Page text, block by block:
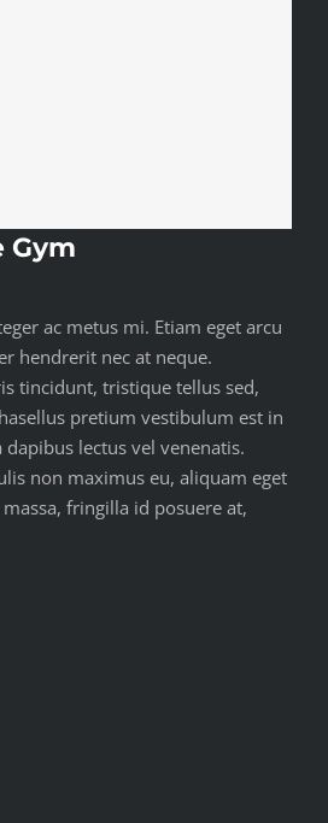
Gym
ac metus mi. Etiam eget arcu
hendrerit nec at neque.
tincidunt, tristique tellus sed,
pretium vestibulum est in
lectus vel venenatis.
non maximus eu, aliquam eget
fringilla id posuere at,